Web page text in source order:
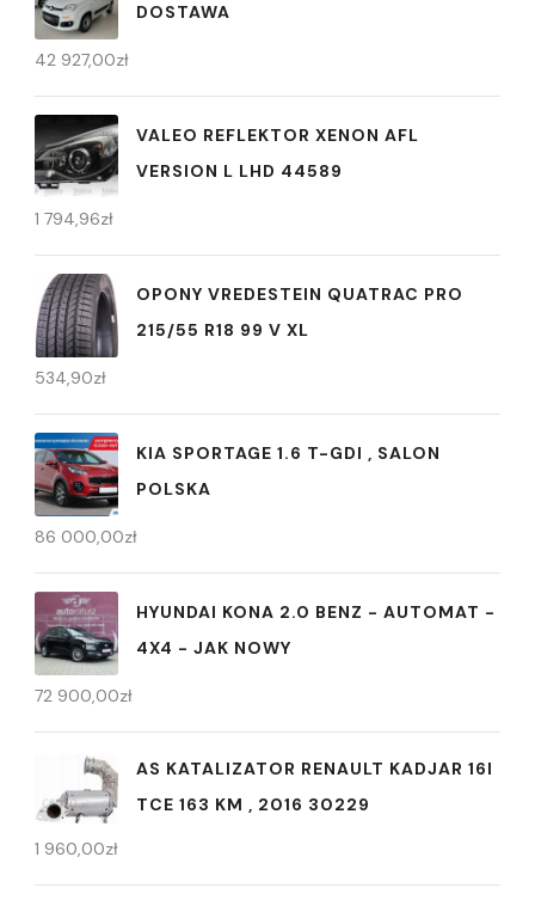
DOSTAWA
42 927,00zł
VALEO REFLEKTOR XENON AFL
VERSION L LHD 44589
1 794,96zł
OPONY VREDESTEIN QUATRAC PRO
215/55 R18 99 V XL
534,90zł
KIA SPORTAGE 1.6 T-GDI , SALON
POLSKA
86 000,00zł
HYUNDAI KONA 2.0 BENZ - AUTOMAT -
4X4 - JAK NOWY
72 900,00zł
AS KATALIZATOR RENAULT KADJAR 16I
TCE 163 KM , 2016 30229
1 960,00zł